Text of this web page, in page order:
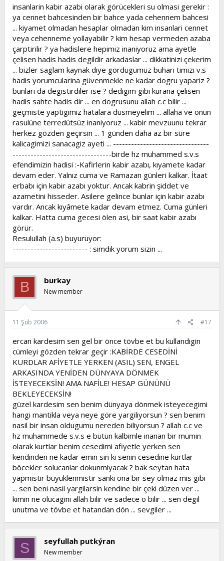
ikiye bölmüş ve her bir parçayı iki kabre de birer birer
dikmiştir. Bunu gören ashap, niye böyle yaptığını
sorduklarında: "Bu iki dal kurumadığı sürece, o ikisinin
çekmekte olduğu azabın hafifletilmesi umulur"
buyurmuşlardır.
__________________________________________________
Kaynaklar:
1) Kimyayı Saadet, İmam-ı Gazali
2) Ehl-i Sünnet İtikadı, Ahmed Ziyâüddin Gümüşhânevi, Bedir
Yayınları
3) Kütüb-i Sitte
4) Şamil İslam Ansiklopedisi
5) Tenviru'l Kulûb'tan Tasavvufun İncelikleri, Şeyh
Muhammed Emin Erbili, Osmanlı Yayınevi, 1997
6) Hadis-i Şerif, Buhari
7) Hadis-i Şerif, Buhari ve Muslim
8) Hz. Aişe r.a, Buhari ve Muslim, Hatib ve Asakir rivayet
etmiştir.
9) Hadis-i Şerif,Beyhaki ve Ebiddünya rivayet etmiştir.
10) Hadis-i Şerif,Beyhaki rivayet etmiştir.
11) Hadis-i Şerif,Deylemi rivayet etmiştir.
12) Müslim, Hadis-i şerifin manası Tâc-ul-usûl kitabından
alınmıştır. C.1.S.378
13) Hadis-i Şerif, İbni Mübarek rivayet etmiştir.
14) Hadis-i Şerif, İbni Adiy rivayet etmiştir.
insanlarin kabir azabi olarak görücekleri su olmasi gerekir :
ya cennet bahcesinden bir bahce yada cehennem bahcesi
... kiyamet olmadan hesaplar olmadan kim insanlari cennet
veya cehenneme yollayabilir ? kim hesap vermeden azaba
çarptirilir ? ya hadislere hepimiz inaniyoruz ama ayetle
çelisen hadis hadis degildir arkadaslar ... dikkatinizi çekerim
... bizler saglam kaynak diye gördügümüz buhari timizi v.s
hadis yorumcularina güvenmekle ne kadar dogru yapariz ?
bunlari da degistirdiler ise ? dedigim gibi kurana çelisen
hadis sahte hadis dir ... en dogrusunu allah c.c bilir ...
geçmiste yaptigimiz hatalara düsmeyelim ... allaha ve onun
rasulüne terredütsüz inaniyoruz ... kabir mevzuunu tekrar
herkez gözden geçirsin ... 1 günden daha az bir süre
kalicagimizi sanacagiz ayeti ... --------------------------------
---------------------------------birde hz muhammed s.v.s
efendimizin hadisi :-Kafirlerin kabir azabı, kıyamete kadar
devam eder. Yalnız cuma ve Ramazan günleri kalkar. İtaat
erbabı için kabir azabı yoktur. Ancak kabrin şiddet ve
azametini hisseder. Asilere gelince bunlar için kabir azabı
vardır. Ancak kıyâmete kadar devam etmez. Cuma günleri
kalkar. Hatta cuma gecesi ölen asi, bir saat kabir azabı
görür.
Resulullah (a.s) buyuruyor:
------------------------- : simdik yorum sizin ...
B burkay
New member
11 Şub 2006 #17
ercan kardesim sen gel bir önce tövbe et bu kullandigin
cümleyi gözden tekrar geçir :KABİRDE CESEDİNİ
KURDLAR AFİYETLE YERKEN (ASIL) SEN, ENGEL
ARKASINDA YENİDEN DÜNYAYA DÖNMEK
İSTEYECEKSİN! AMA NAFİLE! HESAP GÜNÜNÜ
BEKLEYECEKSİN!
güzel kardesim sen benim dünyaya dönmek isteyecegimi
hangi mantikla veya neye göre yargiliyorsun ? sen benim
nasil bir insan oldugumu nereden biliyorsun ? allah c.c ve
hz muhammede s.v.s e bütün kalbimle inanan bir mümin
olarak kurtlar benim cesedimi afiyetle yerken sen
kendinden ne kadar emin sin ki senin cesedine kurtlar
böcekler solucanlar dokunmiyacak ? bak seytan hata
yapmistir büyüklenmistir sanki ona bir sey olmaz mis gibi
... sen beni nasil yargilarsin kendine bir çeki düzen ver ...
kimin ne olucagini allah bilir ve sadece o bilir ... sen degil
unutma ve tövbe et hatandan dön ... sevgiler ...
S seyfullah putkýran
New member